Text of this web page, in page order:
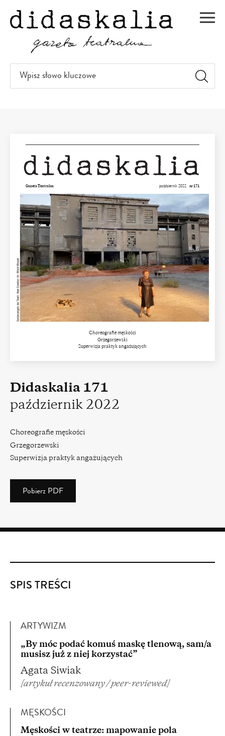
DO
TREŚCI
Wpisz
słowo
Gazeta Teatralna październik 2022 nr 171
Choreografie męskości
Grzegorzewski
Superwizja praktyk angażujących
Didaskalia 171
październik 2022
Choreografie męskości
Grzegorzewski
Superwizja praktyk angażujących
Pobierz PDF
(4.23
SPIS TREŚCI
ARTYWIZM
„By móc podać komuś maskę tlenową, sam/a
musisz już z niej korzystać”
Agata Siwiak
[artykuł recenzowany / peer-reviewed]
MĘSKOŚCI
Męskości w teatrze: mapowanie pola